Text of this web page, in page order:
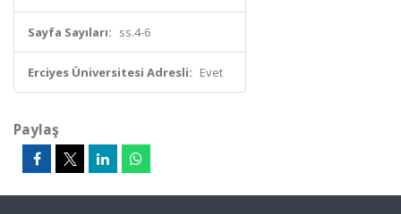
Sayfa Sayıları: ss.4-6
Erciyes Üniversitesi Adresli: Evet
Paylaş